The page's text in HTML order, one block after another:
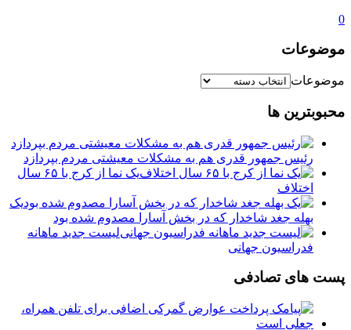
0
موضوعات
موضوعات
محبوبترین ها
رئیس جمهور قدری هم به مشکلات معیشتی مردم بپردازد
یک نما از کرج با ۶۵ سال
اختلاف
یک
بهله جغد شاخدار که در بخش آسارا مصدوم شده بود
لیست جدید ماهانه
فدراسیون جهانی
پست های تصادفی